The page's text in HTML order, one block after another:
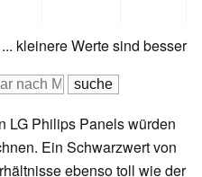
kleinere Werte sind besser
LG Philips Panels würden
Ein Schwarzwert von
ebenso toll wie der